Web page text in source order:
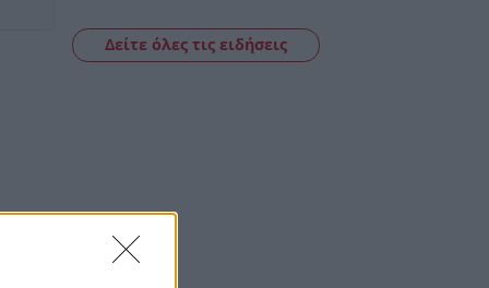
Δείτε όλες τις ειδήσεις